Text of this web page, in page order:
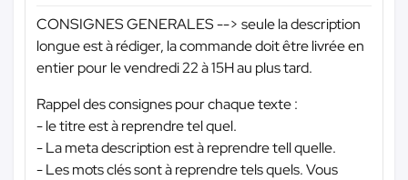
CONSIGNES GENERALES --> seule la description
longue est à rédiger, la commande doit être livrée en
entier pour le vendredi 22 à 15H au plus tard.
Rappel des consignes pour chaque texte :
- le titre est à reprendre tel quel.
- La meta description est à reprendre tell quelle.
- Les mots clés sont à reprendre tels quels. Vous